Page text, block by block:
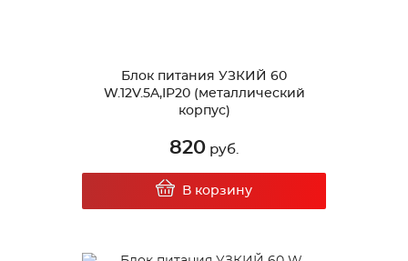
Блок питания УЗКИЙ 60
W.12V.5A,IP20 (металлический
корпус)
820 руб.
В корзину